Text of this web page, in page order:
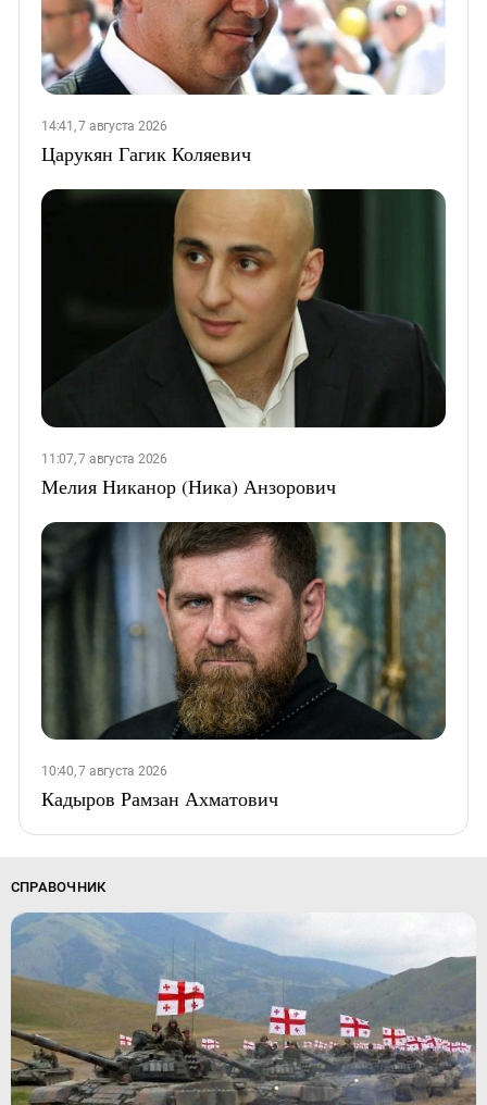
14:41, 7 августа 2026
Царукян Гагик Коляевич
11:07, 7 августа 2026
Мелия Никанор (Ника) Анзорович
10:40, 7 августа 2026
Кадыров Рамзан Ахматович
СПРАВОЧНИК